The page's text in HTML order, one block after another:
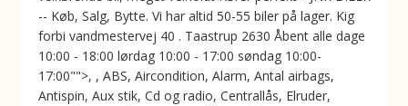
-- Køb, Salg, Bytte. Vi har altid 50-55 biler på lager. Kig
forbi vandmestervej 40 . Taastrup 2630 Åbent alle dage
10:00 - 18:00 lørdag 10:00 - 17:00 søndag 10:00-
17:00"">, , ABS, Aircondition, Alarm, Antal airbags,
Antispin, Aux stik, Cd og radio, Centrallås, Elruder,